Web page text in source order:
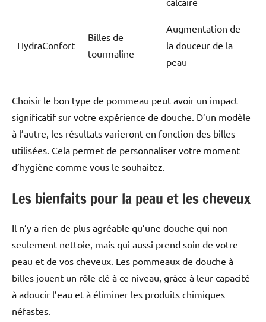
HydraConfort
Billes de
tourmaline
Augmentation de
la douceur de la
peau
Choisir le bon type de pommeau peut avoir un impact
significatif sur votre expérience de douche. D’un modèle
à l’autre, les résultats varieront en fonction des billes
utilisées. Cela permet de personnaliser votre moment
d’hygiène comme vous le souhaitez.
Les bienfaits pour la peau et les cheveux
Il n’y a rien de plus agréable qu’une douche qui non
seulement nettoie, mais qui aussi prend soin de votre
peau et de vos cheveux. Les pommeaux de douche à
billes jouent un rôle clé à ce niveau, grâce à leur capacité
à adoucir l’eau et à éliminer les produits chimiques
néfastes.